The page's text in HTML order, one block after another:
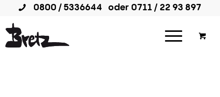
0800 / 5336644 oder 0711 / 22 93 897